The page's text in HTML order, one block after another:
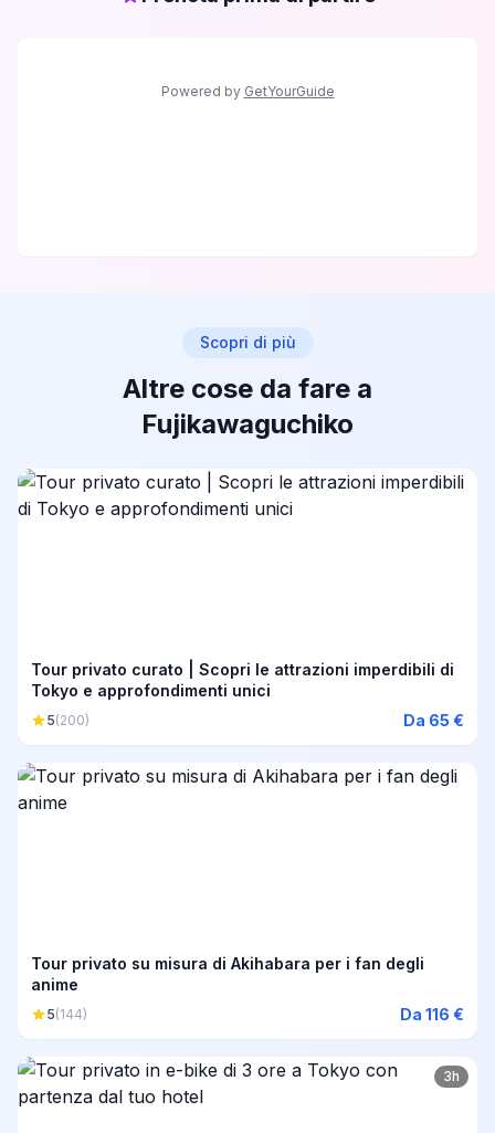
Powered by GetYourGuide
Scopri di più
Altre cose da fare a
Fujikawaguchiko
Tour privato curato | Scopri le attrazioni imperdibili di
Tokyo e approfondimenti unici
5(200) Da 65 €
Tour privato su misura di Akihabara per i fan degli
anime
5(144) Da 116 €
3h